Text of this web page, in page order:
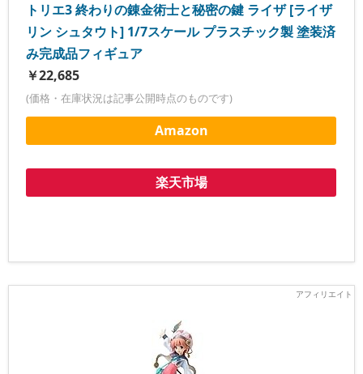
トリエ3 終わりの錬金術士と秘密の鍵 ライザ [ライザ
リン シュタウト] 1/7スケール プラスチック製 塗装済
み完成品フィギュア
￥22,685
(価格・在庫状況は記事公開時点のものです)
Amazon
楽天市場